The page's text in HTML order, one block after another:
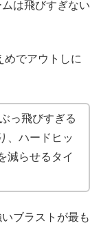
は飛びすぎない
めでアウトしに
っ飛びすぎる
、ハードヒッ
減らせるタイ
ブラストが最も